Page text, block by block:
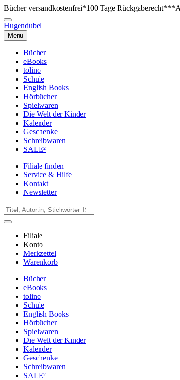
Bücher versandkostenfrei*100 Tage Rückgaberecht***
Hugendubel
Menu
Bücher
eBooks
tolino
Schule
English Books
Hörbücher
Spielwaren
Die Welt der Kinder
Kalender
Geschenke
Schreibwaren
SALE²
Filiale finden
Service & Hilfe
Kontakt
Newsletter
Filiale
Konto
Merkzettel
Warenkorb
Bücher
eBooks
tolino
Schule
English Books
Hörbücher
Spielwaren
Die Welt der Kinder
Kalender
Geschenke
Schreibwaren
SALE²